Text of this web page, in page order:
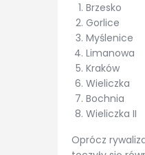
Brzesko
Gorlice
Myślenice
Limanowa
Kraków
Wieliczka
Bochnia
Wieliczka II
Oprócz